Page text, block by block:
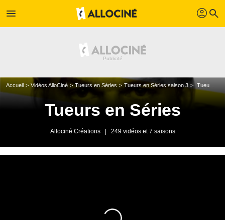
menu profil search
Accueil Vidéos AlloCiné Tueurs en Séries Tueurs en Séries saison 3 Tueurs en séries - Vendredi 6 novembre 2009
Tueurs en Séries
Allociné Créations 249 vidéos et 7 saisons